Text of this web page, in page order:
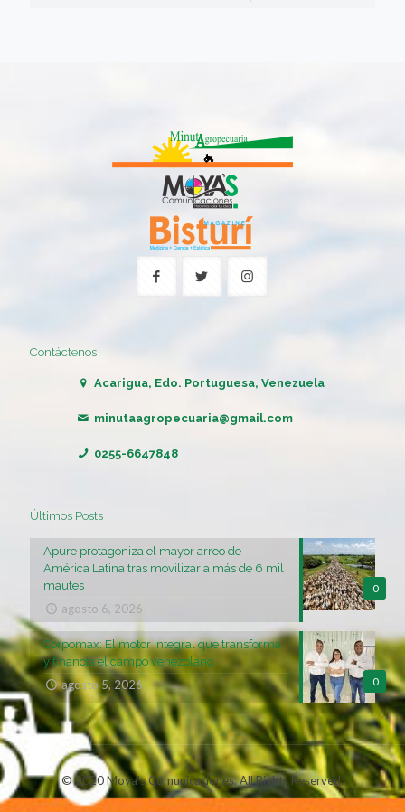
Contáctenos
Acarigua, Edo. Portuguesa, Venezuela
minutaagropecuaria@gmail.com
0255-6647848
Últimos Posts
0
Apure protagoniza el mayor arreo de
América Latina tras movilizar a más de 6 mil
mautes
agosto 6, 2026
0
Corpomax: El motor integral que transforma
y financia el campo venezolano
agosto 5, 2026
© 2020 Moya's Comunicaciones. All Rights Reserved.